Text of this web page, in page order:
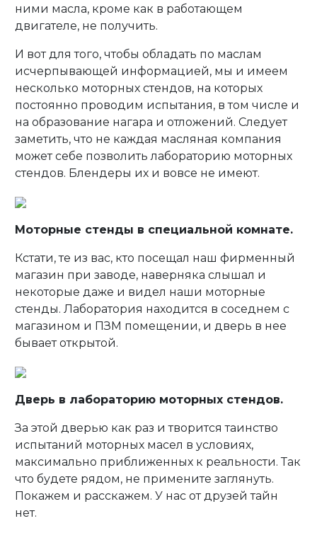
ними масла, кроме как в работающем
двигателе, не получить.
И вот для того, чтобы обладать по маслам
исчерпывающей информацией, мы и имеем
несколько моторных стендов, на которых
постоянно проводим испытания, в том числе и
на образование нагара и отложений. Следует
заметить, что не каждая масляная компания
может себе позволить лабораторию моторных
стендов. Блендеры их и вовсе не имеют.
Моторные стенды в специальной комнате.
Кстати, те из вас, кто посещал наш фирменный
магазин при заводе, наверняка слышал и
некоторые даже и видел наши моторные
стенды. Лаборатория находится в соседнем с
магазином и ПЗМ помещении, и дверь в нее
бывает открытой.
Дверь в лабораторию моторных стендов.
За этой дверью как раз и творится таинство
испытаний моторных масел в условиях,
максимально приближенных к реальности. Так
что будете рядом, не примените заглянуть.
Покажем и расскажем. У нас от друзей тайн
нет.